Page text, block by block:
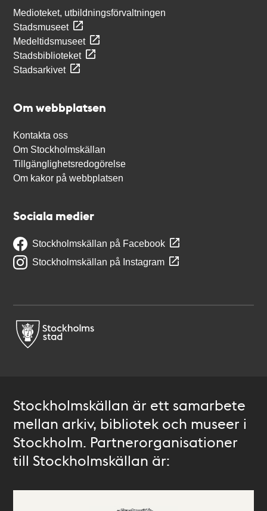
Medioteket, utbildningsförvaltningen
Stadsmuseet
Medeltidsmuseet
Stadsbiblioteket
Stadsarkivet
Om webbplatsen
Kontakta oss
Om Stockholmskällan
Tillgänglighetsredogörelse
Om kakor på webbplatsen
Sociala medier
Stockholmskällan på Facebook
Stockholmskällan på Instagram
Stockholmskällan är ett samarbete
mellan arkiv, bibliotek och museer i
Stockholm. Partnerorganisationer
till Stockholmskällan är: